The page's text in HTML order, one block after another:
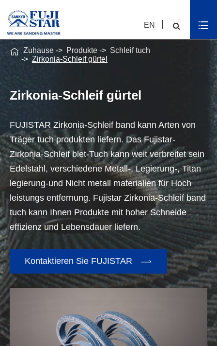
EN
Zirkonia-Schleif gürtel
FUJISTAR Zirkonia-Schleif band kann Arten von
Träger tuch produkten liefern. Das Fujistar-
Zirkonia-Schleif blet-Tuch kann weit verbreitet sein
Edelstahl, verschiedene Metall-, Legierung-, Titan
legierung-und Nicht metall materialien für Hoch
leistungs entfernung. Fujistar Zirkonia-Schleif band
tuch kann Ihnen Produkte mit hoher Schneide
effizienz und Lebensdauer liefern.
Kontaktieren Sie FUJISTAR 
 Zuhause Produkte
Schleif tuch
Zirkonia-Schleif gürtel